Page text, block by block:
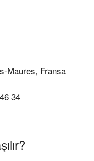
Maures, Fransa
34